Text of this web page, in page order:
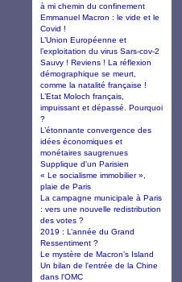
à mi chemin du confinement
Emmanuel Macron : le vide et le
Covid !
L’Union Européenne et
l’exploitation du virus Sars-cov-2
Sauvy ! Reviens ! La réflexion
démographique se meurt,
comme la natalité française !
L’Etat Moloch français,
impuissant et dépassé. Pourquoi
?
L’étonnante convergence des
idées économiques et
monétaires saugrenues
Supplique d'un Parisien
« Le socialisme immobilier »,
plaie de Paris
La campagne municipale à Paris
: vers une nouvelle redistribution
des votes ?
2019 : L’année du Grand
Ressentiment ?
Le mystère de Macron’s Island
Un bilan de l'entrée de la Chine
dans l'OMC